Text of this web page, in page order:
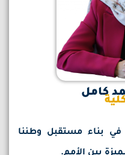
كامل
بناء مستقبل وطننا